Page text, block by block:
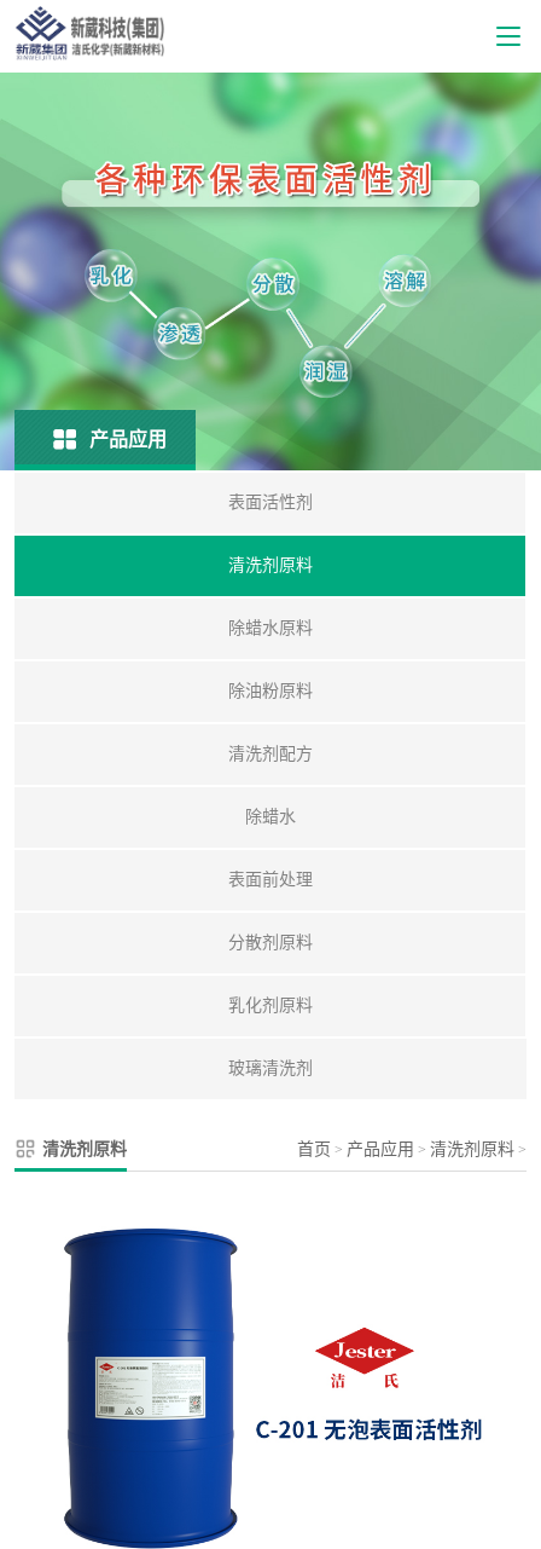
产品应用
表面活性剂
清洗剂原料
除蜡水原料
除油粉原料
清洗剂配方
除蜡水
表面前处理
分散剂原料
乳化剂原料
玻璃清洗剂
清洗剂原料 首页 > 产品应用 > 清洗剂原料 >